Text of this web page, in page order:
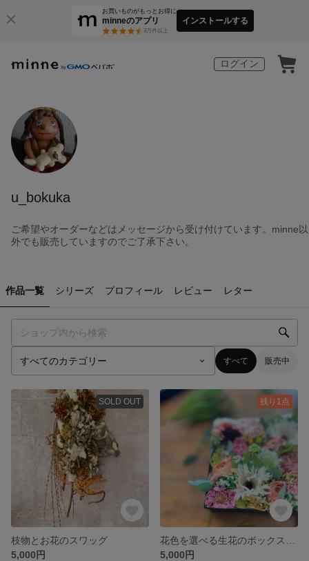
お買いものがもっとお得に
minneのアプリ
3万件以上
インストールする
ログイン
u_bokuka
ご希望やオーダーなどはメッセージから受け付けています。minne以
外でも販売していますのでご了承下さい。
作品一覧 シリーズ プロフィール レビュー レター
すべて 販売中
SOLD OUT
枝物とお花のスワッグ
5,000円
残り1点
5,000円